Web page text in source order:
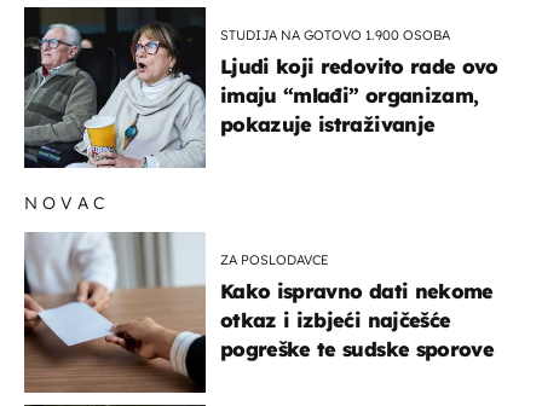
STUDIJA NA GOTOVO 1.900 OSOBA
Ljudi koji redovito rade ovo
imaju “mlađi” organizam,
pokazuje istraživanje
NOVAC
ZA POSLODAVCE
Kako ispravno dati nekome
otkaz i izbjeći najčešće
pogreške te sudske sporove